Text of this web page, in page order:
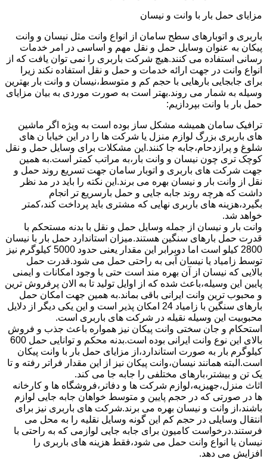
مزایای حمل بار با وانت و نیسان
باربری و اتوبارهای سطح سامان از انواع وانت مثل نیسان و وانت
پیکان به عنوان وسایل حمل و نقل مهم و اساسی در امر خدمات
رسانی استفاده می کنند.هیچ شرکت باربری را نمی توان یافت که از
انواع وانت در جهت ارائه خدمات و حمل و نقل استفاده نکند زیرا
برای جابجایی بارهایی با حجم کم و متوسط،نیسان و وانت بار بهترین
وسیله به شمار می روند.بهتر است به صورت موردی به بیان مزایای
حمل بار با وانت بپردازیم:
ترافیک سامان همیشه مشکل ساز بوده است به ویژه اگر ماشین
های باربری بزرگ لوازم منزل یا شرکت ها را در این خیابا ن های
شلوغ و پرازدحام،جابه جا کنند.این مشکلات برای وسایل حمل و نقل
کوچک تری چون نیسان و وانت بار،به مراتب کمتر است.به همین
جهت شرکت های باربری و اتوبار سامان جهت تسریع روند حمل و
نقل از وانت بار و نیسان بهره می برند.این نکته را باید در مد نظر
داشت که هرچه روند جابه جایی و حمل بارسریع تر انجام
بگیرد،هزینه های باربری نهایی که مشتری باید پرداخت کند،کمتر
خواهد شد.
وانت بار و نیسان از جمله وسایل حمل و نقل با بدنه مستحکم با
قدرت حمل بارهای سنگین هستند.میزان استاندارد حمل بار با نیسان
2800 کیلو است اما دوبرابر این مقدار یعنی حدود 5000 کیلوگرم نیز
توسط زامیاد یا نیسان آبی به راحتی حمل می شود.قدرت حمل
بالایی که نیسان از آن بهره مند است حتی با وجود امکانات و ایمنی
پایین این وسیله،باعث شده که از اوایل تولید تا به الان پرفروش ترین
و محبوب ترین وانت ایرانی باقی بماند.به همین جهت امکان حمل
بارهای سنگین با زامیاد 24 امکان پذیر است و این یکی دیگر از دلایل
محبوبیت این وسیله نقیله در شرکت های باربری است.
استحکام و جان سختی وانت پیکان نیز همواره باعث جذب و فروش
بالای این نوع وانت ایرانی بوده است.بدنه محکم و توانایی حمل 600
کیلوگرم بار به صورت استاندارد،از مزایای حمل بار با وانت پیکان
است.البته همانند نیسان،وانت پیکان نیز از این مقدار فراتر رفته و تا
یک تن و بیشتر،بارهای مختلفی را جابه جا می کند.
اثاث منزل،جهیزیه،لوازم شرکت ها و دفاتر،فروشگاه ها و کارخانه
ها در صورتی که در حجم پایین و متوسط خواهان جابه جایی لوازم
باشند،از وانت و نیسان بهره می برند.شرکت های باربری نیز برای
انتقال وسایلی در حجم کم این گونه وسایل نقلیه را به محل می
فرستند.درخواست کامیون برای جابه جایی لوازمی که به راحتی با
نیسان یا انواع وانت حمل می شود،فقط هزینه های باربری را
افزایش می دهد.